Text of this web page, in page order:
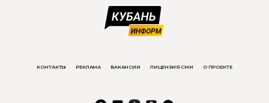
КОНТАКТЫ РЕКЛАМА ВАКАНСИИ ЛИЦЕНЗИЯ СМИ О ПРОЕКТЕ